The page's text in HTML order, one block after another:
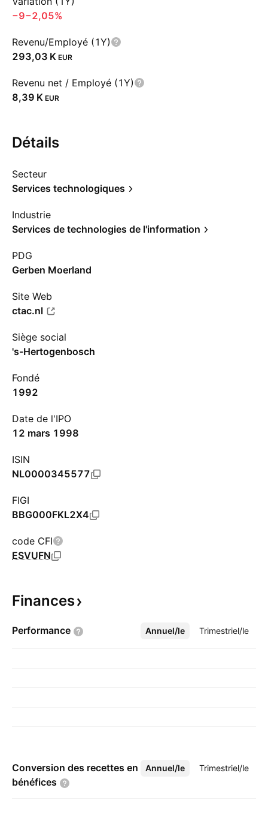
−9−2,05%
Revenu/Employé (1Y)
‪293,03 K‬ EUR
Revenu net / Employé (1Y)
‪8,39 K‬ EUR
Détails
Secteur
Services technologiques
Industrie
Services de technologies de l'information
PDG
Gerben Moerland
Site Web
ctac.nl
Siège social
's-Hertogenbosch
Fondé
1992
Date de l'IPO
12 mars 1998
ISIN
NL0000345577
FIGI
BBG000FKL2X4
code CFI
ESVUFN
Finances
Performance Annuel/le Trimestriel/le
Plus
Conversion des recettes en
bénéfices
Annuel/le Trimestriel/le
Plus